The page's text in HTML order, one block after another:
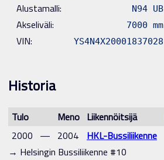
Alustamalli: N94 UB
Akseliväli: 7000 mm
VIN: YS4N4X20001837028
Historia
Tulo Meno Liikennöitsijä
2000 — 2004 HKL-Bussiliikenne
→ Helsingin Bussiliikenne #10